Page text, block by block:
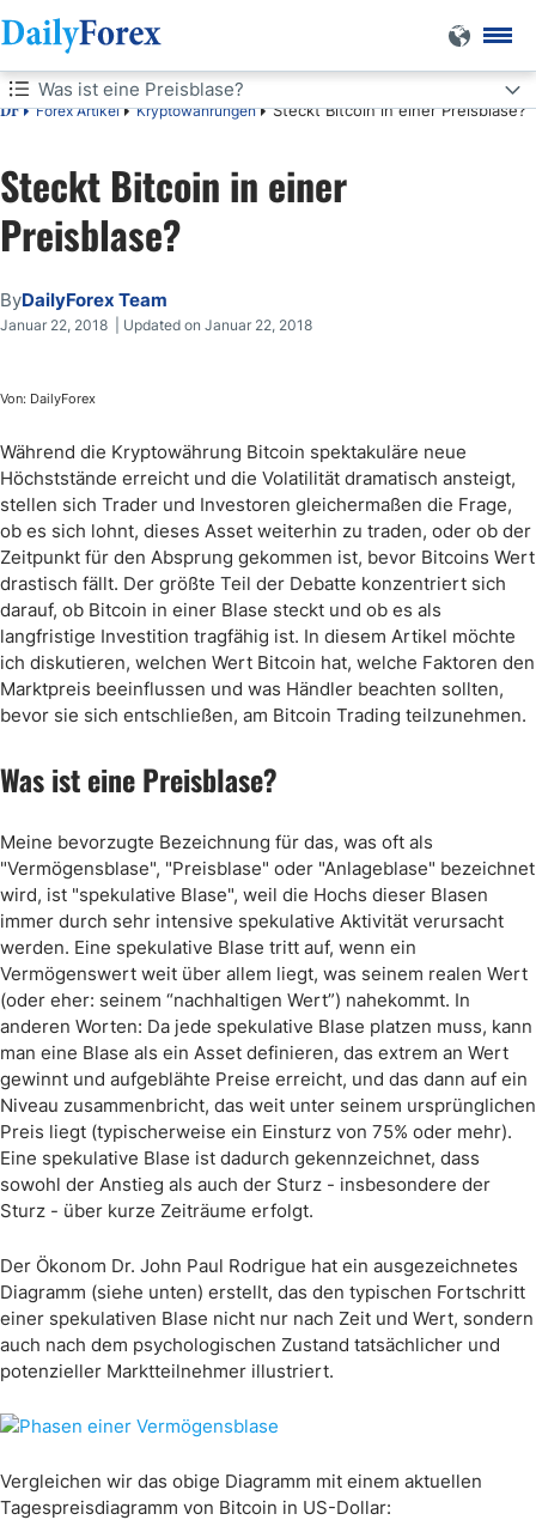
DF Forex Artikel Kryptowährungen Steckt Bitcoin in einer Preisblase?
Was ist eine Preisblase?
Was ist Bitcoin?
Bitcoins "Fair Value"
Monetarismus, Bitcoin und der Traum vom Goldstandard
Steckt Bitcoin in einer
Preisblase?
ByDailyForex Team
Januar 22, 2018 | Updated on Januar 22, 2018
Von: DailyForex
Während die Kryptowährung Bitcoin spektakuläre neue
Höchststände erreicht und die Volatilität dramatisch ansteigt,
stellen sich Trader und Investoren gleichermaßen die Frage,
ob es sich lohnt, dieses Asset weiterhin zu traden, oder ob der
Zeitpunkt für den Absprung gekommen ist, bevor Bitcoins Wert
drastisch fällt. Der größte Teil der Debatte konzentriert sich
darauf, ob Bitcoin in einer Blase steckt und ob es als
langfristige Investition tragfähig ist. In diesem Artikel möchte
ich diskutieren, welchen Wert Bitcoin hat, welche Faktoren den
Marktpreis beeinflussen und was Händler beachten sollten,
bevor sie sich entschließen, am Bitcoin Trading teilzunehmen.
Was ist eine Preisblase?
Meine bevorzugte Bezeichnung für das, was oft als
"Vermögensblase", "Preisblase" oder "Anlageblase" bezeichnet
wird, ist "spekulative Blase", weil die Hochs dieser Blasen
immer durch sehr intensive spekulative Aktivität verursacht
werden. Eine spekulative Blase tritt auf, wenn ein
Vermögenswert weit über allem liegt, was seinem realen Wert
(oder eher: seinem “nachhaltigen Wert”) nahekommt. In
anderen Worten: Da jede spekulative Blase platzen muss, kann
man eine Blase als ein Asset definieren, das extrem an Wert
gewinnt und aufgeblähte Preise erreicht, und das dann auf ein
Niveau zusammenbricht, das weit unter seinem ursprünglichen
Preis liegt (typischerweise ein Einsturz von 75% oder mehr).
Eine spekulative Blase ist dadurch gekennzeichnet, dass
sowohl der Anstieg als auch der Sturz - insbesondere der
Sturz - über kurze Zeiträume erfolgt.
Der Ökonom Dr. John Paul Rodrigue hat ein ausgezeichnetes
Diagramm (siehe unten) erstellt, das den typischen Fortschritt
einer spekulativen Blase nicht nur nach Zeit und Wert, sondern
auch nach dem psychologischen Zustand tatsächlicher und
potenzieller Marktteilnehmer illustriert.
Vergleichen wir das obige Diagramm mit einem aktuellen
Tagespreisdiagramm von Bitcoin in US-Dollar: